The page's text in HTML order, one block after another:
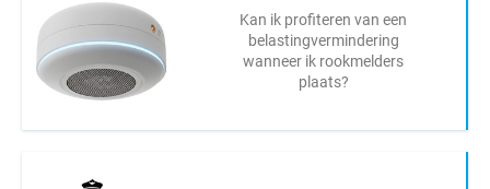
Kan ik profiteren van een
belastingvermindering
wanneer ik rookmelders
plaats?